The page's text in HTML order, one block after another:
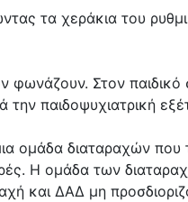
τα χεράκια του
Στον
την παιδοψυχιατρική
ομάδα διαταραχών που
Η ομάδα των
και ΔΑΔ μη